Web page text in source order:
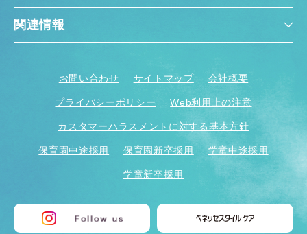
関連情報
お問い合わせ サイトマップ 会社概要
プライバシーポリシー Web利用上の注意
カスタマーハラスメントに対する基本方針
保育園中途採用 保育園新卒採用 学童中途採用
学童新卒採用